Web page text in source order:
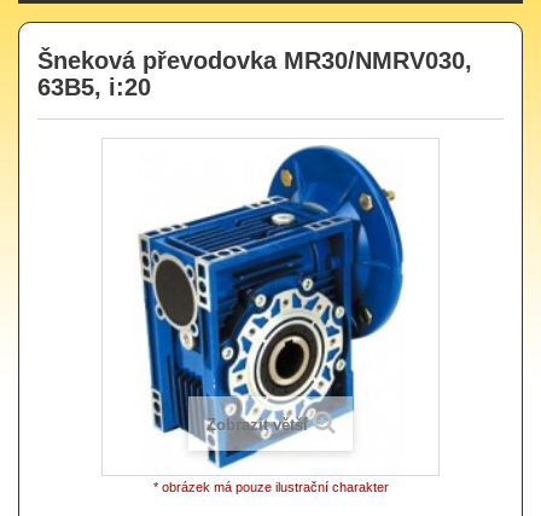
Šneková převodovka MR30/NMRV030,
63B5, i:20
Zobrazit větší
* obrázek má pouze ilustrační charakter